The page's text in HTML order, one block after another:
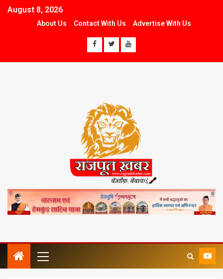
August 8, 2026
About Us Contact With Us Advertise With Us